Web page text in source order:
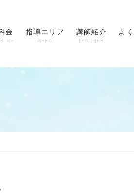
金 指導エリア
AREA
講師紹介
TEACHER
よ